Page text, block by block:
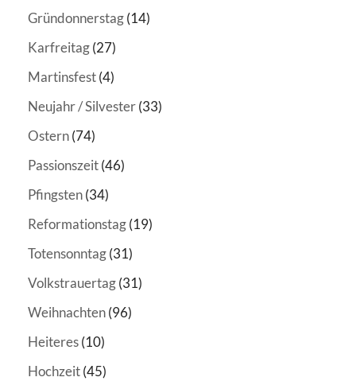
Gründonnerstag(14)
Karfreitag(27)
Martinsfest(4)
Neujahr / Silvester(33)
Ostern(74)
Passionszeit(46)
Pfingsten(34)
Reformationstag(19)
Totensonntag(31)
Volkstrauertag(31)
Weihnachten(96)
Heiteres(10)
Hochzeit(45)